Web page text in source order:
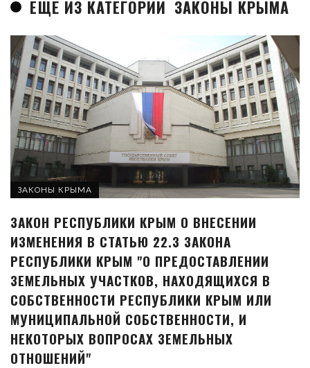
ЕЩЁ ИЗ КАТЕГОРИИ ЗАКОНЫ КРЫМА
ЗАКОНЫ КРЫМА
ЗАКОН РЕСПУБЛИКИ КРЫМ О ВНЕСЕНИИ
ИЗМЕНЕНИЯ В СТАТЬЮ 22.3 ЗАКОНА
РЕСПУБЛИКИ КРЫМ "О ПРЕДОСТАВЛЕНИИ
ЗЕМЕЛЬНЫХ УЧАСТКОВ, НАХОДЯЩИХСЯ В
СОБСТВЕННОСТИ РЕСПУБЛИКИ КРЫМ ИЛИ
МУНИЦИПАЛЬНОЙ СОБСТВЕННОСТИ, И
НЕКОТОРЫХ ВОПРОСАХ ЗЕМЕЛЬНЫХ
ОТНОШЕНИЙ"